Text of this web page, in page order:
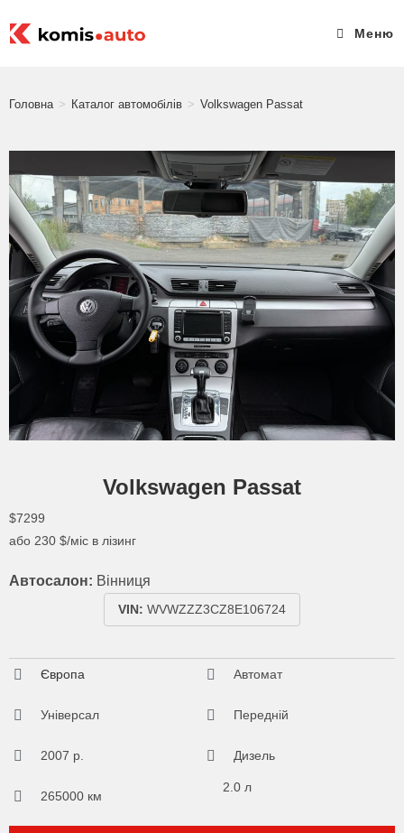
Меню
Головна > Каталог автомобілів > Volkswagen Passat
Volkswagen Passat
$7299
або 230 $/міс в лізинг
Автосалон: Вінниця
VIN: WVWZZZ3CZ8E106724
Європа
Універсал
2007 р.
265000 км
Автомат
Передній
Дизель
2.0 л